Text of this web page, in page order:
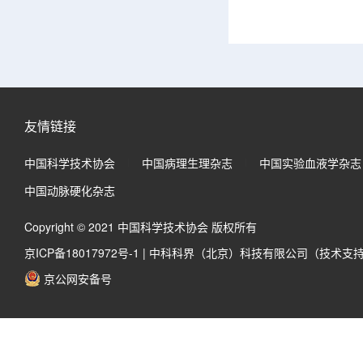
友情链接
中国科学技术协会 中国病理生理杂志
中国实验血液学杂志
中国动脉硬化杂志
Copyright © 2021 中国科学技术协会 版权所有
京ICP备18017972号-1 | 中科科界（北京）科技有限公司（技术支
京公网安备号